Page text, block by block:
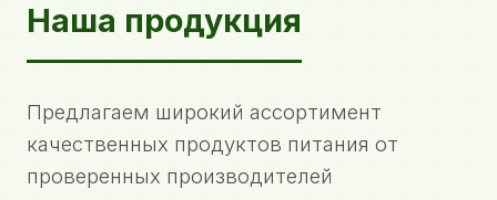
Наша продукция
Предлагаем широкий ассортимент
качественных продуктов питания от
проверенных производителей